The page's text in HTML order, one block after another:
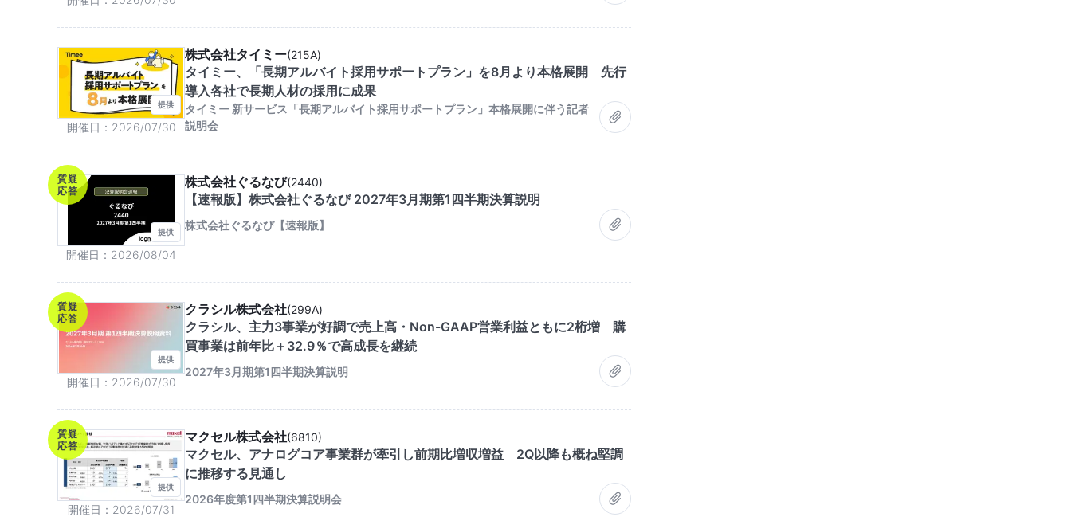
提供
開催日 2026/07/30
株式会社タイミー(215A)
タイミー、「長期アルバイト採用サポートプラン」を8月より本格展開 先行
導入各社で長期人材の採用に成果
タイミー 新サービス「長期アルバイト採用サポートプラン」本格展開に伴う記者
説明会
質疑
応答
提供
開催日 2026/08/04
株式会社ぐるなび(2440)
【速報版】株式会社ぐるなび 2027年3月期第1四半期決算説明
株式会社ぐるなび【速報版】
質疑
応答
提供
開催日 2026/07/30
クラシル株式会社(299A)
クラシル、主力3事業が好調で売上高・Non-GAAP営業利益ともに2桁増 購
買事業は前年比＋32.9％で高成長を継続
2027年3月期第1四半期決算説明
質疑
応答
提供
開催日 2026/07/31
マクセル株式会社(6810)
マクセル、アナログコア事業群が牽引し前期比増収増益 2Q以降も概ね堅調
に推移する見通し
2026年度第1四半期決算説明会